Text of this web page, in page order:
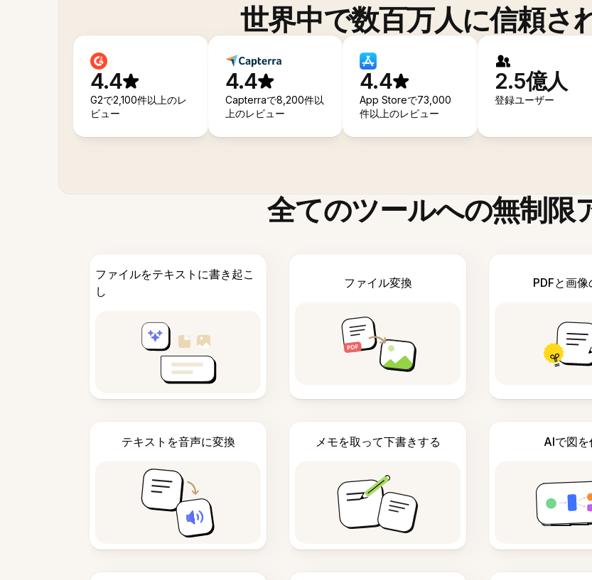
世界中で数百万人に信頼さ
4.4
G2で2,100件以上のレ
ビュー
4.4
Capterraで8,200件以
上のレビュー
4.4
App Storeで73,000
件以上のレビュー
2.5億人
登録ユーザー
全てのツールへの無制限
ファイルをテキストに書き起こ
し
ファイル変換 PDFと画像
テキストを音声に変換 メモを取って下書きする AIで図を